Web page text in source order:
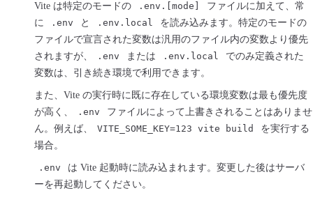
Vite は特定のモードの .env.[mode]
ファイルに加えて、常
に
.env と .env.local
を読み込みます。特定のモードの
ファイルで宣言された変数は汎用のファイル内の変数より優先
されますが、
.env または .env.local
でのみ定義された
変数は、引き続き環境で利用できます。
また、Vite の実行時に既に存在している環境変数は最も優先度
が高く、
.env
ファイルによって上書きされることはありませ
ん。例えば、
VITE_SOME_KEY=123 vite build
を実行する
場合。
.env
は Vite 起動時に読み込まれます。変更した後はサーバ
ーを再起動してください。